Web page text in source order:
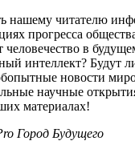
нашему читателю
прогресса
человечество в
интеллект? Будут
новости
научные
материалах!
Город Будущего